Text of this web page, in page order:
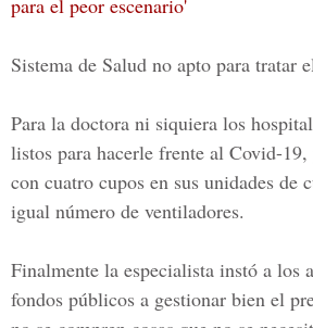
para el peor escenario'
Sistema de Salud no apto para tratar
Para la doctora ni siquiera los
listos para hacerle frente al Covid-19,
con cuatro cupos en sus unidades de
igual número de ventiladores.
Finalmente la especialista instó a los
fondos públicos a gestionar bien el